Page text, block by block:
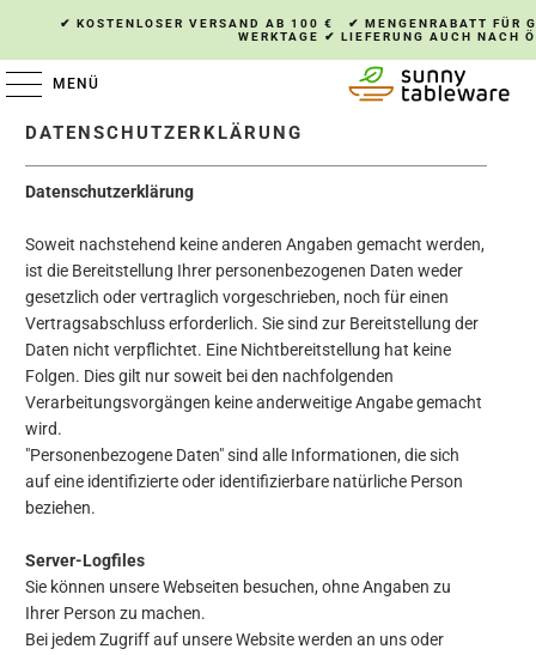
✔ KOSTENLOSER VERSAND AB 100 € ✔ MENGENRABATT FÜR
ERKTAGE ✔ LIEFERUNG AUCH NACH
MENÜ
DATENSCHUTZERKLÄRUNG
Datenschutzerklärung
Soweit nachstehend keine anderen Angaben gemacht werden,
ist die Bereitstellung Ihrer personenbezogenen Daten weder
gesetzlich oder vertraglich vorgeschrieben, noch für einen
Vertragsabschluss erforderlich. Sie sind zur Bereitstellung der
Daten nicht verpflichtet. Eine Nichtbereitstellung hat keine
Folgen. Dies gilt nur soweit bei den nachfolgenden
Verarbeitungsvorgängen keine anderweitige Angabe gemacht
wird.
"Personenbezogene Daten" sind alle Informationen, die sich
auf eine identifizierte oder identifizierbare natürliche Person
beziehen.
Server-Logfiles
Sie können unsere Webseiten besuchen, ohne Angaben zu
Ihrer Person zu machen.
Bei jedem Zugriff auf unsere Website werden an uns oder